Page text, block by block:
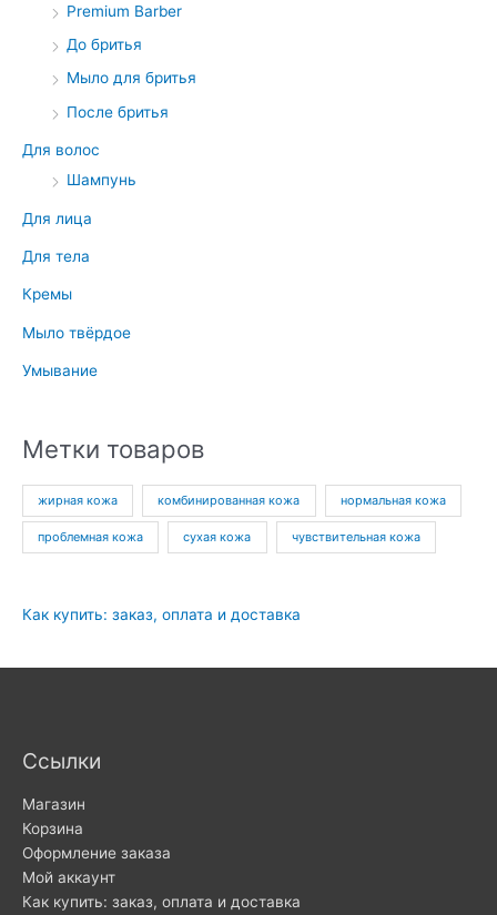
Premium Barber
До бритья
Мыло для бритья
После бритья
Для волос
Шампунь
Для лица
Для тела
Кремы
Мыло твёрдое
Умывание
Метки товаров
жирная кожа комбинированная кожа нормальная кожа
проблемная кожа сухая кожа чувствительная кожа
Как купить: заказ, оплата и доставка
Ссылки
Магазин
Корзина
Оформление заказа
Мой аккаунт
Как купить: заказ, оплата и доставка